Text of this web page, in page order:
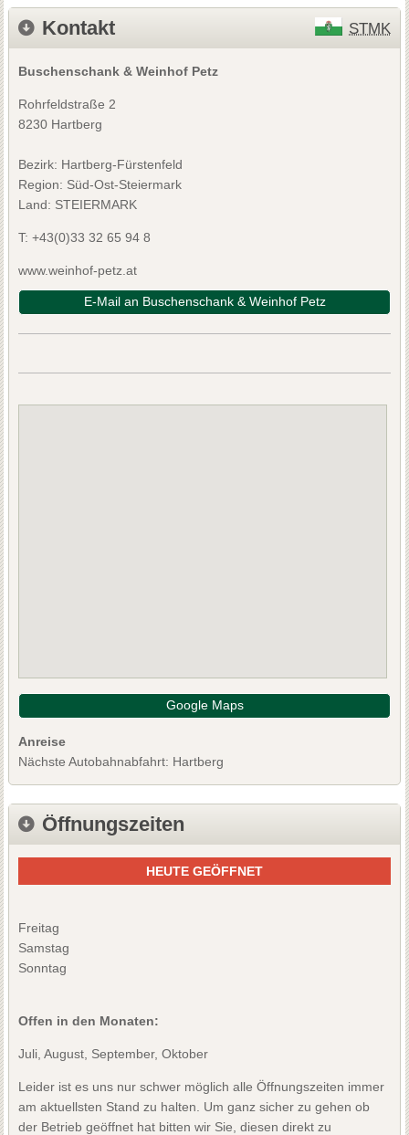
Kontakt STMK
Buschenschank & Weinhof Petz
Rohrfeldstraße 2
8230 Hartberg
Bezirk: Hartberg-Fürstenfeld
Region: Süd-Ost-Steiermark
Land: STEIERMARK
T: +43(0)33 32 65 94 8
www.weinhof-petz.at
E-Mail an Buschenschank & Weinhof Petz
Google Maps
Anreise
Nächste Autobahnabfahrt: Hartberg
Öffnungszeiten
HEUTE GEÖFFNET
Freitag
Samstag
Sonntag
Offen in den Monaten:
Juli, August, September, Oktober
Leider ist es uns nur schwer möglich alle Öffnungszeiten immer
am aktuellsten Stand zu halten. Um ganz sicher zu gehen ob
der Betrieb geöffnet hat bitten wir Sie, diesen direkt zu